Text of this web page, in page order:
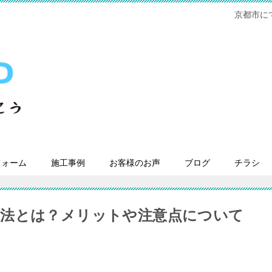
京都市に
ーム 施工事例 お客様のお声 ブログ チラシ
とは？メリットや注意点について